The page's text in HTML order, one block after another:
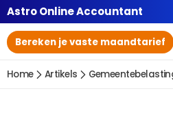
Astro Online Accountant
Bereken je vaste maandtarief
Home Artikels